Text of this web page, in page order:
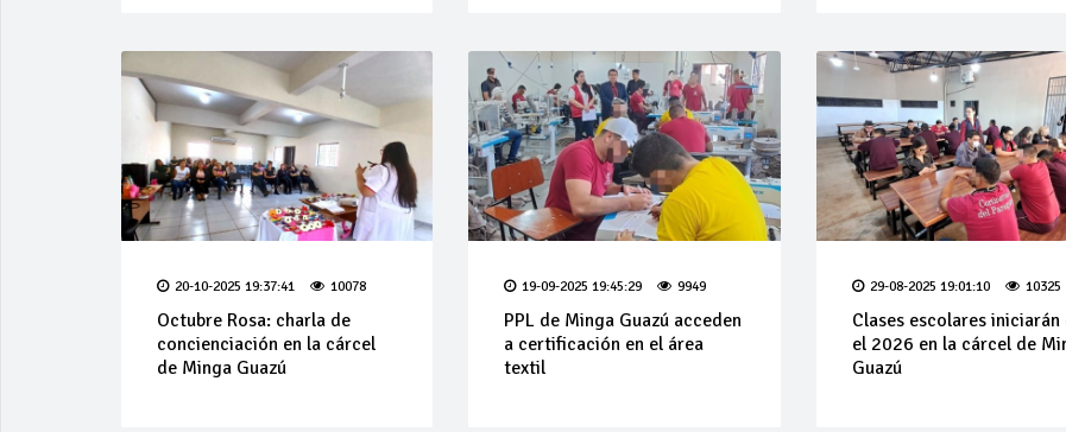
20-10-2025 19:37:41 10078
Octubre Rosa: charla de
concienciación en la cárcel
de Minga Guazú
19-09-2025 19:45:29 9949
PPL de Minga Guazú acceden
a certificación en el área
textil
29-08-2025 19:01:10 10325
Clases escolares iniciarán
el 2026 en la cárcel de
Guazú